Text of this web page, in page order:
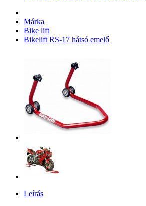
Márka
Bike lift
Bikelift RS-17 hátsó emelő
Leírás